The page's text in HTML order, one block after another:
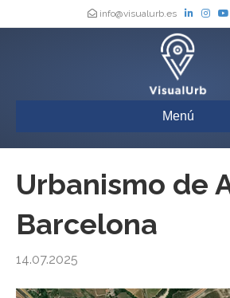
info@visualurb.es
Menú
Urbanismo de
Barcelona
14.07.2025